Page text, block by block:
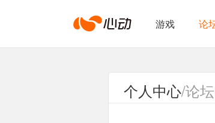
心
动
游戏 论
个人中心/论